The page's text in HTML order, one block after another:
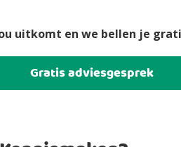
uitkomt en we bellen je
Gratis adviesgesprek